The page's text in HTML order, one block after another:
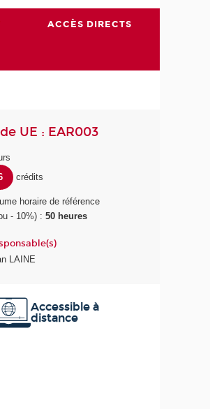
ACCÈS DIRECTS
UE : EAR003
crédits
horaire de référence
- 10%) :50 heures
LAINE
Accessible à
distance